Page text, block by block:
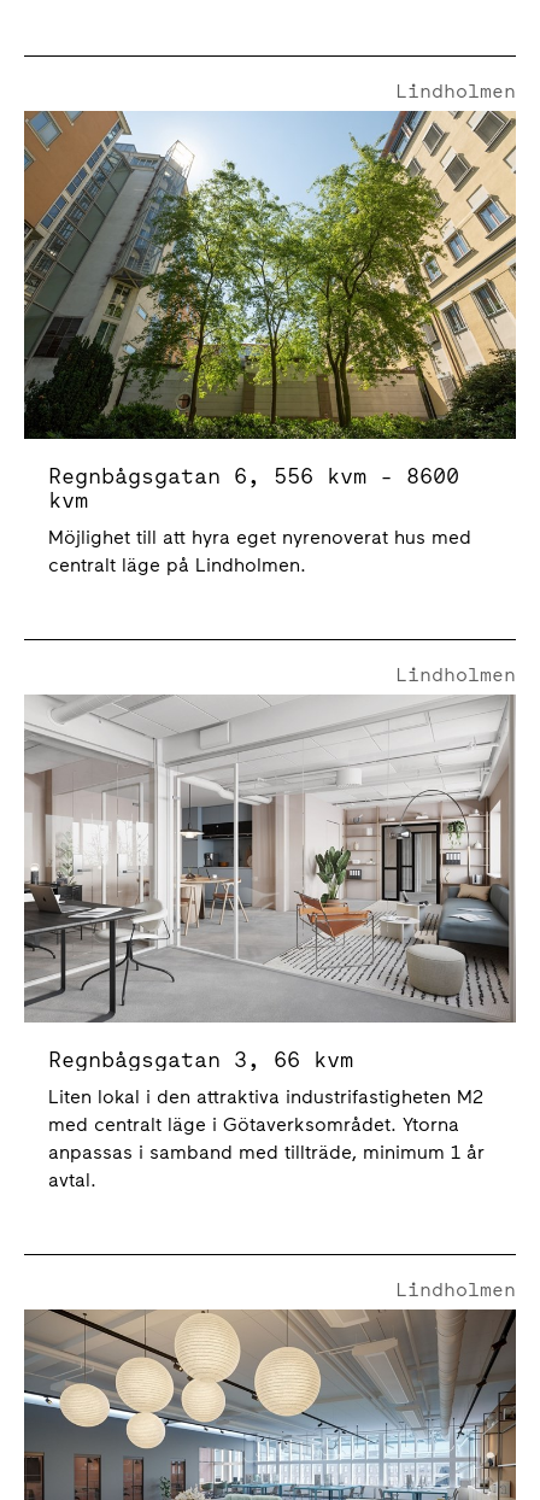
Regnbågsgatan 6
Lindholmen
Regnbågsgatan 6, 556 kvm - 8600
kvm
Möjlighet till att hyra eget nyrenoverat hus med
centralt läge på Lindholmen.
Regnbågsgatan 3
Lindholmen
Regnbågsgatan 3, 66 kvm
Liten lokal i den attraktiva industrifastigheten M2
med centralt läge i Götaverksområdet. Ytorna
anpassas i samband med tillträde, minimum 1 år
avtal.
Götaverksgatan 2
Lindholmen